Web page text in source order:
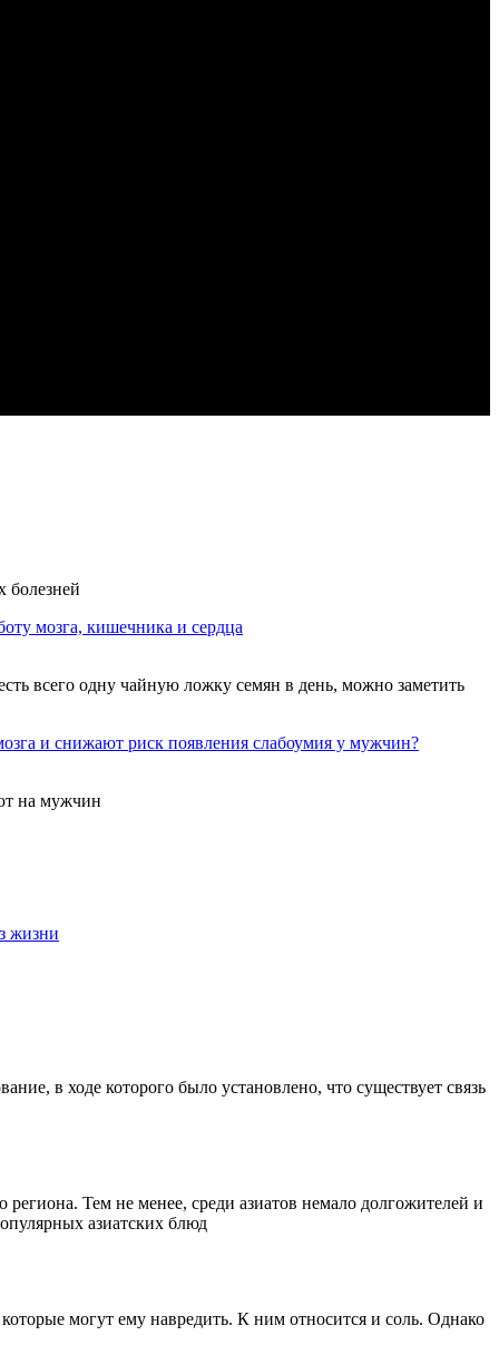
болезней
мозга, кишечника и сердца
всего одну чайную ложку семян в день, можно заметить
и снижают риск появления слабоумия у мужчин?
на мужчин
жизни
в ходе которого было установлено, что существует связь
Тем не менее, среди азиатов немало долгожителей и
азиатских блюд
могут ему навредить. К ним относится и соль. Однако